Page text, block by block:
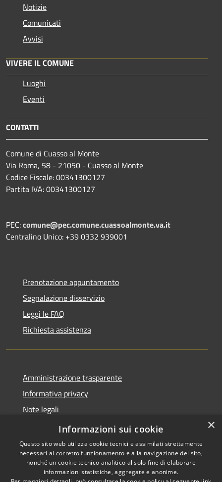
Notizie
Comunicati
Avvisi
VIVERE IL COMUNE
Luoghi
Eventi
CONTATTI
Comune di Cuasso al Monte
Via Roma, 58 - 21050 - Cuasso al Monte
Codice Fiscale: 00341300127
Partita IVA: 00341300127
PEC:comune@pec.comune.cuassoalmonte.va.it
Centralino Unico: +39 0332 939001
Prenotazione appuntamento
Segnalazione disservizio
Leggi le FAQ
Richiesta assistenza
Amministrazione trasparente
Informativa privacy
Note legali
Dichiarazione di accessibilità
Copyright © 2026 • Comune di
×
Informazioni sui cookie
Questo sito web utilizza cookie tecnici e assimilati strettamente
necessari al corretto funzionamento e alla navigazione del sito,
nonché un cookie tecnico analitico al solo fine di elaborare
informazioni statistiche, aggregate e anonime.